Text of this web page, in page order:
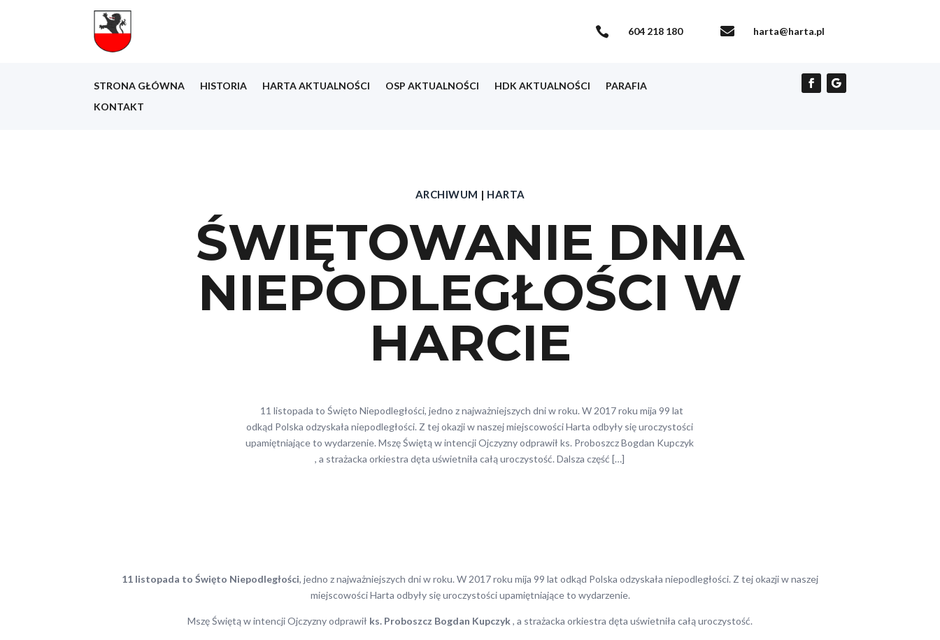
 604 218 180  harta@harta.pl
STRONA GŁÓWNA HISTORIA HARTA AKTUALNOŚCI OSP AKTUALNOŚCI HDK AKTUALNOŚCI
PARAFIA
KONTAKT
ARCHIWUM | HARTA
ŚWIĘTOWANIE DNIA
NIEPODLEGŁOŚCI W
HARCIE
11 listopada to Święto Niepodległości, jedno z najważniejszych dni w roku. W 2017 roku mija 99 lat
odkąd Polska odzyskała niepodległości. Z tej okazji w naszej miejscowości Harta odbyły się uroczystości
upamiętniające to wydarzenie. Mszę Świętą w intencji Ojczyzny odprawił ks. Proboszcz Bogdan Kupczyk
, a strażacka orkiestra dęta uświetniła całą uroczystość. Dalsza część […]
11 listopada to Święto Niepodległości, jedno z najważniejszych dni w roku. W 2017 roku mija 99 lat odkąd Polska odzyskała niepodległości. Z tej okazji w naszej
miejscowości Harta odbyły się uroczystości upamiętniające to wydarzenie.
Mszę Świętą w intencji Ojczyzny odprawił ks. Proboszcz Bogdan Kupczyk, a strażacka orkiestra dęta uświetniła całą uroczystość.